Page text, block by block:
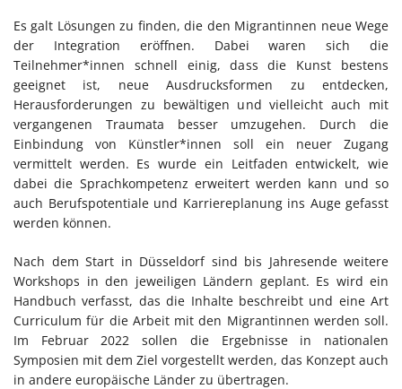
Es galt Lösungen zu finden, die den Migrantinnen neue Wege
der Integration eröffnen. Dabei waren sich die
Teilnehmer*innen schnell einig, dass die Kunst bestens
geeignet ist, neue Ausdrucksformen zu entdecken,
Herausforderungen zu bewältigen und vielleicht auch mit
vergangenen Traumata besser umzugehen. Durch die
Einbindung von Künstler*innen soll ein neuer Zugang
vermittelt werden. Es wurde ein Leitfaden entwickelt, wie
dabei die Sprachkompetenz erweitert werden kann und so
auch Berufspotentiale und Karriereplanung ins Auge gefasst
werden können.
Nach dem Start in Düsseldorf sind bis Jahresende weitere
Workshops in den jeweiligen Ländern geplant. Es wird ein
Handbuch verfasst, das die Inhalte beschreibt und eine Art
Curriculum für die Arbeit mit den Migrantinnen werden soll.
Im Februar 2022 sollen die Ergebnisse in nationalen
Symposien mit dem Ziel vorgestellt werden, das Konzept auch
in andere europäische Länder zu übertragen.